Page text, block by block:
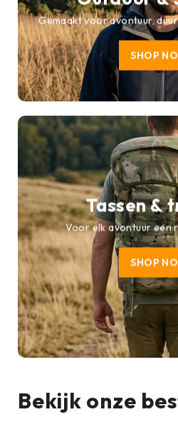
Gemaakt voor avontuur,
SHOP
Tassen &
Voor elk avontuur een
SHOP
Bekijk onze